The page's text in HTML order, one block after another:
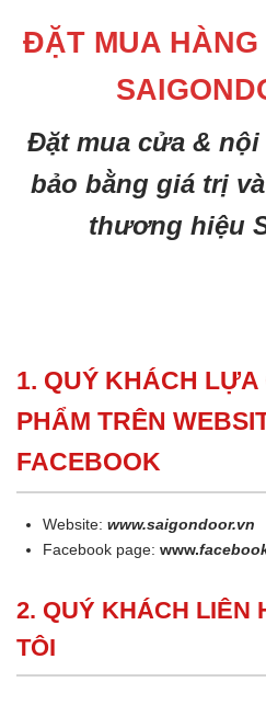
ĐẶT MUA
Đặt mua cửa &
bảo bằng giá trị
thương hiệu
1. QUÝ KHÁCH LỰA
PHẨM TRÊN
FACEBOOK
Website:www.saigondoor.vn
Facebook page:www.
2. QUÝ KHÁCH LIÊN
TÔI